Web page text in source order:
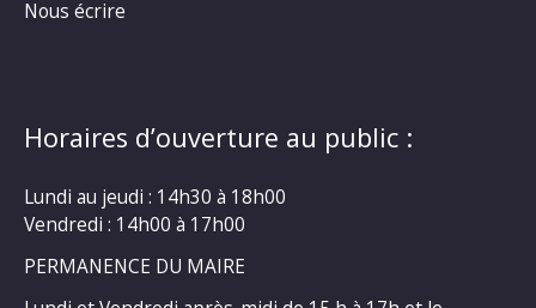
Nous écrire
Horaires d’ouverture au public :
Lundi au jeudi : 14h30 à 18h00
Vendredi : 14h00 à 17h00
PERMANENCE DU MAIRE